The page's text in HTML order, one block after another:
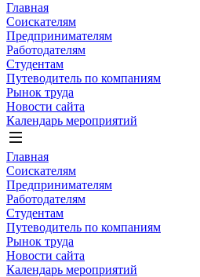
Главная
Соискателям
Предпринимателям
Работодателям
Студентам
Путеводитель по компаниям
Рынок труда
Новости сайта
Календарь мероприятий
Главная
Соискателям
Предпринимателям
Работодателям
Студентам
Путеводитель по компаниям
Рынок труда
Новости сайта
Календарь мероприятий